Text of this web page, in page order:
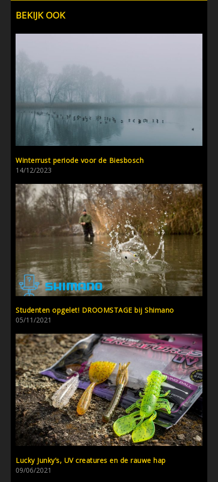
BEKIJK OOK
Winterrust periode voor de Biesbosch
14/12/2023
Studenten opgelet! DROOMSTAGE bij Shimano
05/11/2021
Lucky Junky’s, UV creatures en de rauwe hap
09/06/2021